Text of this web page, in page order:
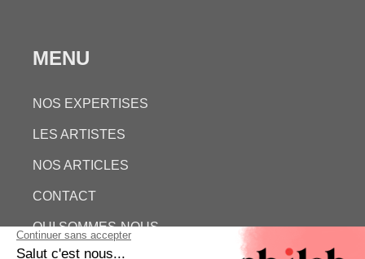
MENU
NOS EXPERTISES
LES ARTISTES
NOS ARTICLES
CONTACT
QUI SOMMES-NOUS